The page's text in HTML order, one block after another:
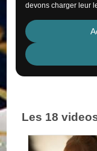
devons charger leur
Les 18